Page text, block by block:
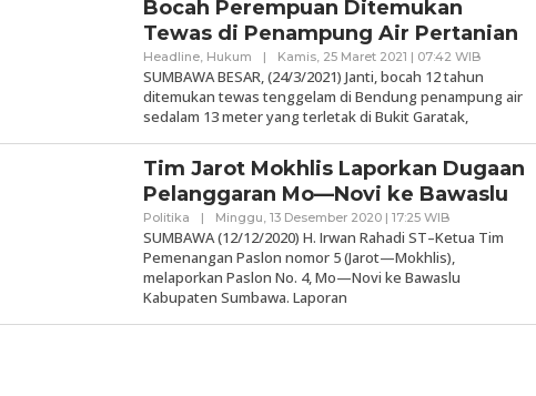
Bocah Perempuan Ditemukan
Tewas di Penampung Air Pertanian
Headline, Hukum | Kamis, 25 Maret 2021 | 07:42 WIBOleh
SUMBAWA BESAR, (24/3/2021) Janti, bocah 12 tahun
ditemukan tewas tenggelam di Bendung penampung air
sedalam 13 meter yang terletak di Bukit Garatak,
Tim Jarot Mokhlis Laporkan Dugaan
Pelanggaran Mo—Novi ke Bawaslu
Politika | Minggu, 13 Desember 2020 | 17:25 WIBOleh
Samawarea
SUMBAWA (12/12/2020) H. Irwan Rahadi ST–Ketua Tim
Pemenangan Paslon nomor 5 (Jarot—Mokhlis),
melaporkan Paslon No. 4, Mo—Novi ke Bawaslu
Kabupaten Sumbawa. Laporan